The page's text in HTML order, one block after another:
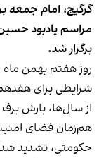
گرگیج، امام جمعه
مراسم یادبود
برگزار شد.
روز هفتم بهمن
شرایطی برای
از سال‌ها، بارش
هم‌زمان فضای
حکومتی، تشدید